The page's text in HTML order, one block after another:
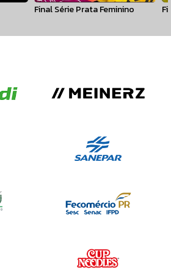
Final Série Prata Feminino